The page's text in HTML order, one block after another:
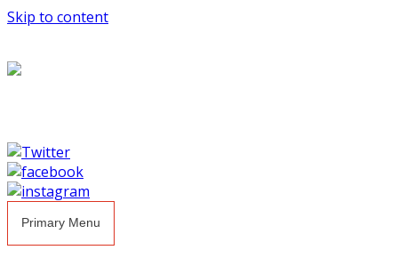
Skip to content
Primary Menu